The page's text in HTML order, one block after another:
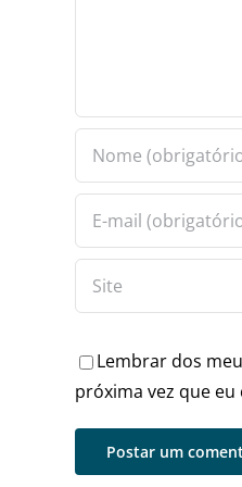
Lembrar dos
próxima vez que